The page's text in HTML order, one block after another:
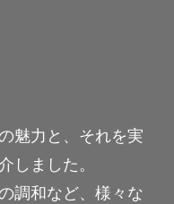
魅力と、それを実
しました。
調和など、様々な